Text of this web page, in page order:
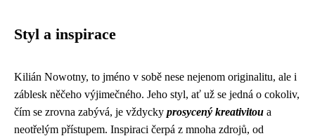
Styl a inspirace
Kilián Nowotny, to jméno v sobě nese nejenom originalitu, ale i
záblesk něčeho výjimečného. Jeho styl, ať už se jedná o cokoliv,
čím se zrovna zabývá, je vždycky prosycený kreativitou a
neotřelým přístupem. Inspiraci čerpá z mnoha zdrojů, od